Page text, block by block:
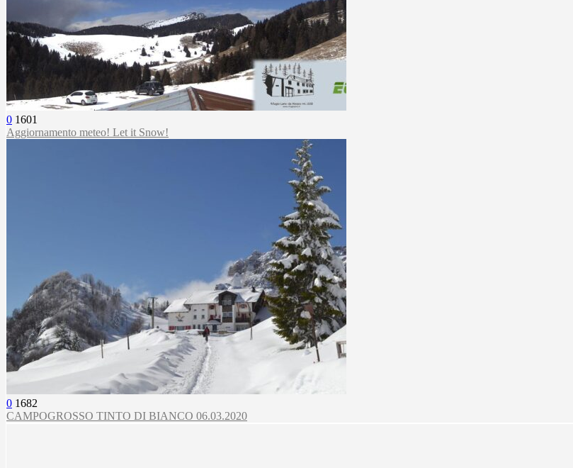
0 1601
Aggiornamento meteo! Let it Snow!
0 1682
CAMPOGROSSO TINTO DI BIANCO 06.03.2020